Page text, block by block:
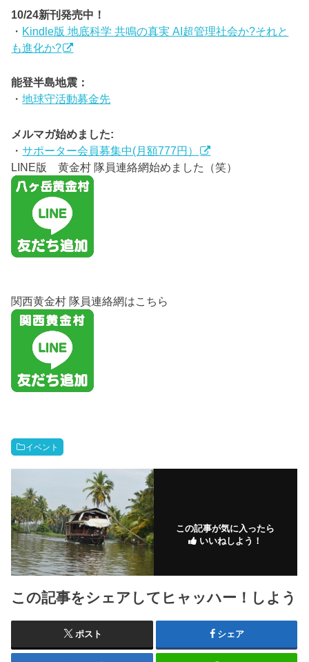
10/24新刊発売中！
・ Kindle版 地底科学 共鳴の真実 AI超管理社会か?それと
も進化か?
能登半島地震：
・地球守活動募金先
メルマガ始めました:
・サポーター会員募集中(月額777円）
LINE版 黄金村 隊員連絡網始めました（笑）
関西黄金村 隊員連絡網はこちら
イベント
この記事が気に入ったら
いいねしよう！
この記事をシェアしてヒャッハー！しよう
ポスト シェア